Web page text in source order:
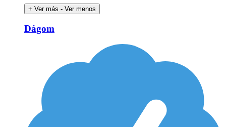
+ Ver más - Ver menos
Dágom